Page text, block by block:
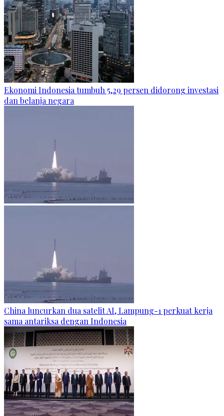
Ekonomi Indonesia tumbuh 5,29 persen didorong investasi
dan belanja negara
China luncurkan dua satelit AI, Lampung-1 perkuat kerja
sama antariksa dengan Indonesia